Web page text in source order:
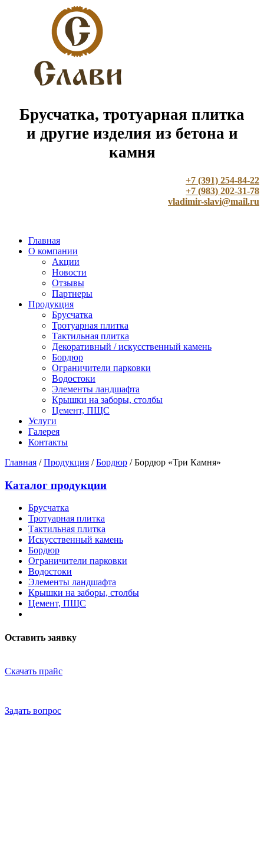
Брусчатка, тротуарная плитка
и другие изделия из бетона и
камня
+7 (391) 254-84-22
+7 (983) 202-31-78
vladimir-slavi@mail.ru
Главная
О компании
Акции
Новости
Отзывы
Партнеры
Продукция
Брусчатка
Тротуарная плитка
Тактильная плитка
Декоративный / искусственный камень
Бордюр
Ограничители парковки
Водостоки
Элементы ландшафта
Крышки на заборы, столбы
Цемент, ПЩС
Услуги
Галерея
Контакты
Главная /Продукция /Бордюр /Бордюр «Три Камня»
Каталог продукции
Брусчатка
Тротуарная плитка
Тактильная плитка
Искусственный камень
Бордюр
Ограничители парковки
Водостоки
Элементы ландшафта
Крышки на заборы, столбы
Цемент, ПЩС
Оставить заявку
Скачать прайс
Задать вопрос